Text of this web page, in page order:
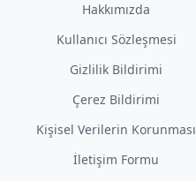
Hakkımızda
Kullanıcı Sözleşmesi
Gizlilik Bildirimi
Çerez Bildirimi
Kişisel Verilerin Korunması
İletişim Formu